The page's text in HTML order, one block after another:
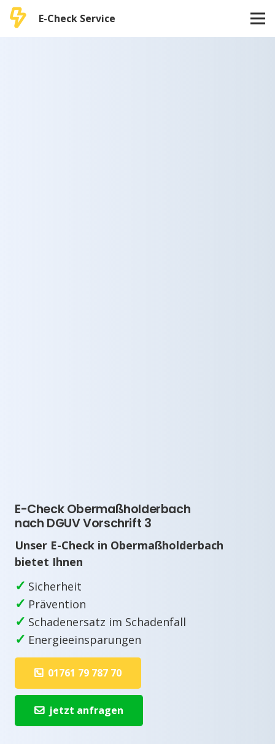
E-Check Service
E-Check Obermaßholderbach
nach DGUV Vorschrift 3
Unser E-Check in Obermaßholderbach
bietet Ihnen
✓ Sicherheit
✓ Prävention
✓ Schadenersatz im Schadenfall
✓ Energieeinsparungen
01761 79 787 70
jetzt anfragen